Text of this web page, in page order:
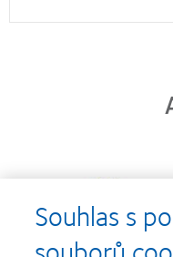
Learn
more
about
Cena
Silmo
Souhlas s